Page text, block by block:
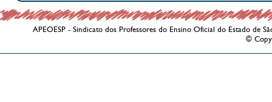
APEOESP - Sindicato dos Professores do Ensino Oficial do Estado de
©